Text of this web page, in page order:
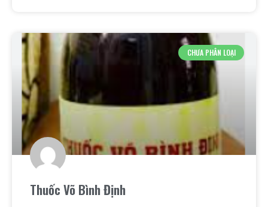
CHƯA PHÂN LOẠI
Thuốc Võ Bình Định